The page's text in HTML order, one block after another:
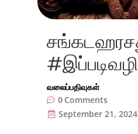
வலைப்பதிவுகள்
0 Comments
September 21, 2024